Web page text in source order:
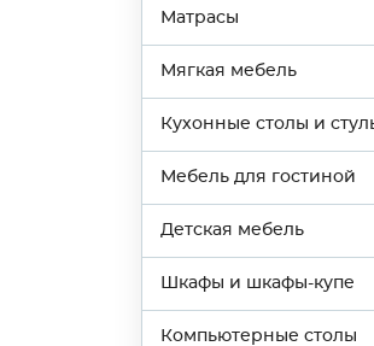
Матрасы
Мягкая мебель
Кухонные столы и
Мебель для гостиной
Детская мебель
Шкафы и шкафы-купе
Компьютерные столы